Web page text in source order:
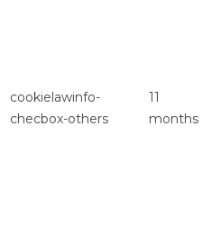
cookielawinfo-
checbox-others
11
months